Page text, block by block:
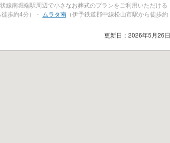
線南堀端駅周辺で小さなお葬式のプランをご利用いただける
歩約4分）・ ムラタ南 （伊予鉄道郡中線松山市駅から徒歩約
更新日：2026年5月26日